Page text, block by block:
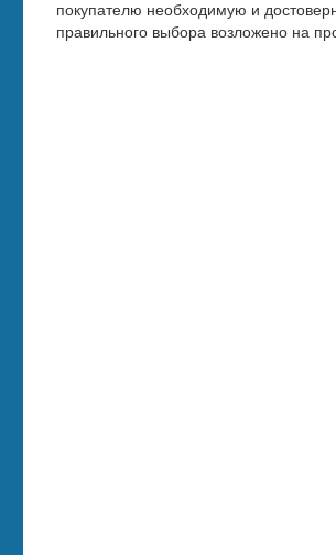
покупателю необходимую и
правильного выбора возложено на